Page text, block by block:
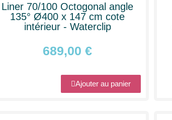
Liner 70/100 Octogonal angle
135° Ø400 x 147 cm cote
intérieur - Waterclip
689,00 €
Ajouter au panier